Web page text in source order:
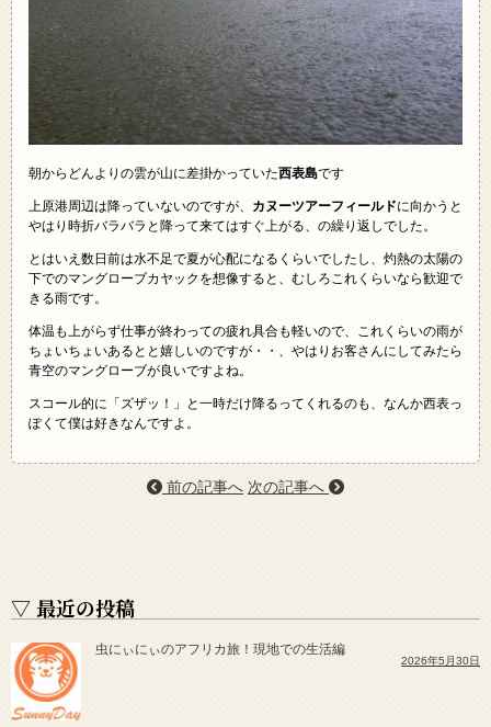
朝からどんよりの雲が山に差掛かっていた西表島です
上原港周辺は降っていないのですが、 カヌーツアーフィールドに向かうと
やはり時折バラバラと降って来てはすぐ上がる、の繰り返しでした。
とはいえ数日前は水不足で夏が心配になるくらいでしたし、灼熱の太陽の
下でのマングローブカヤックを想像すると、むしろこれくらいなら歓迎で
きる雨です。
体温も上がらず仕事が終わっての疲れ具合も軽いので、これくらいの雨が
ちょいちょいあるとと嬉しいのですが・・、やはりお客さんにしてみたら
青空のマングローブが良いですよね。
スコール的に「ズザッ！」と一時だけ降るってくれるのも、なんか西表っ
ぽくて僕は好きなんですよ。
前の記事へ 次の記事へ
▽ 最近の投稿
虫にぃにぃのアフリカ旅！現地での生活編
2026年5月30日